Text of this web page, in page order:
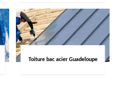
Toiture bac acier Guadeloupe